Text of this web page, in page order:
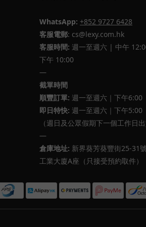
WhatsApp: +852 9727 6428
客服電郵: cs@lexy.com.hk
客服時間: 週一至週六 | 中午
下午 10:00
—
截單時間
順豐訂單: 週一至週六｜下午6:00
即日特快: 週一至週六｜下午5:00
（週日及公眾假期下一個工作日出
—
倉庫地址: 新界葵芳葵豐街25-31
工業大廈A座（只接受預約取件）